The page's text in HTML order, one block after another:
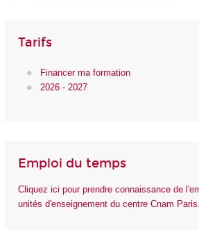
Tarifs
Financer ma formation
2026 - 2027
Emploi du temps
Cliquez ici pour prendre connaissance de
unités d'enseignement du centre Cnam Paris.